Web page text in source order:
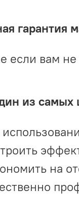
гарантия
если вам
из самых
на